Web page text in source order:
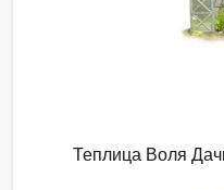
Теплица Воля